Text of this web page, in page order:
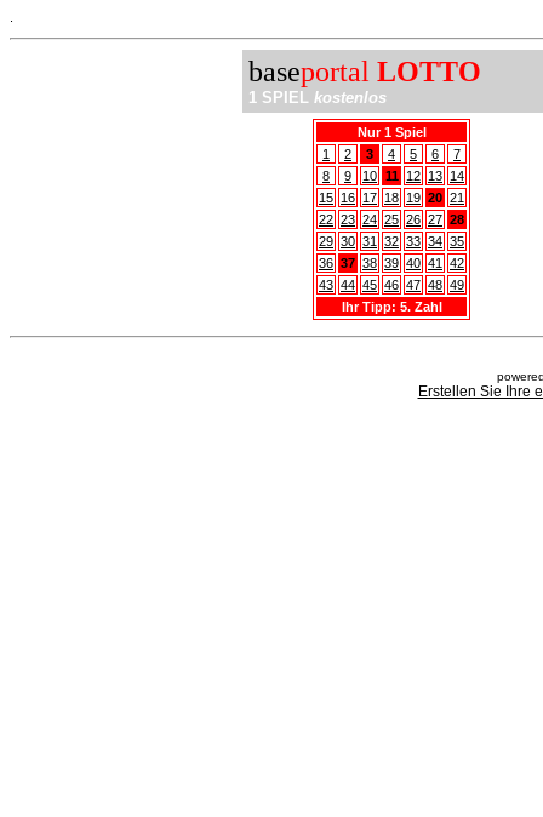
baseportal LOTTO
1 SPIEL kostenlos
Nur 1 Spiel
1
2 3 4 5 6
7
8
9 10 11 12 13 14
15 16 17 18 19 20 21
22 23 24 25 26 27 28
29 30 31 32 33 34 35
36 37 38 39 40 41
42
43 44 45 46 47 48 49
Ihr Tipp: 5. Zahl
Erstellen Sie Ihre